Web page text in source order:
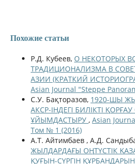
Похожие статьи
Р.Д. Кубеев, О НЕКОТОРЫХ
ТРАДИЦИОНАЛИЗМА В
АЗИИ (КРАТКИЙ
Asian Journal "Steppe
С.У. Бақторазов, 1920-ШЫ
АКСР-ІНДЕГІ БИЛІКТІ
ҰЙЫМДАСТЫРУ , Asian
Том № 1 (2016)
А.Т. Айтимбаев , А.Д.
ЖЫЛДАРДАҒЫ ОҢТҮСТІК
ҚУҒЫН-СҮРГІН